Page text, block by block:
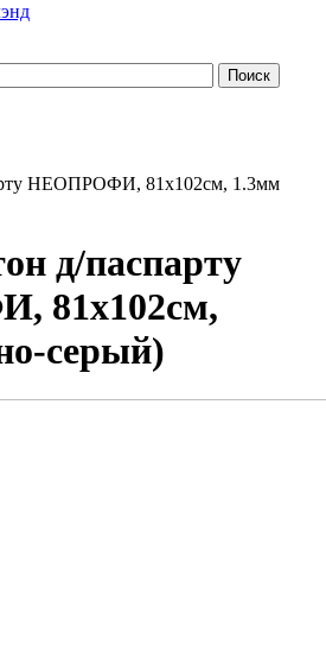
НЕОПРОФИ, 81x102см, 1.3мм
д/паспарту
81x102см,
серый)